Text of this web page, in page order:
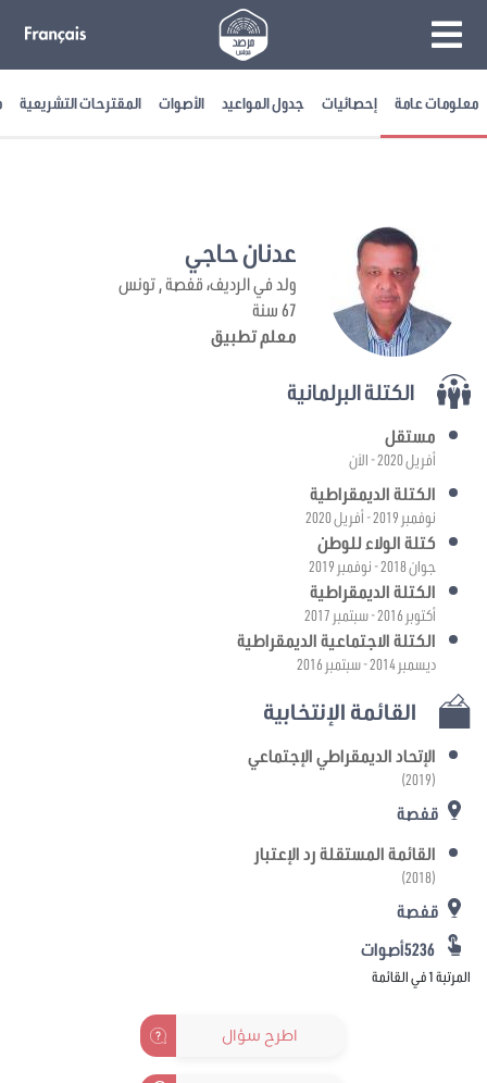
معلومات عامة إحصائيات جدول المواعيد الأصوات المقترحات التشريعية
عدنان حاجي
ولد في الرديف، قفصة , تونس
67 سنة
معلم تطبيق
الكتلة البرلمانية
مستقل
أفريل 2020 - الآن
الكتلة الديمقراطية
نوفمبر 2019 - أفريل 2020
كتلة الولاء للوطن
جوان 2018 - نوفمبر 2019
الكتلة الديمقراطية
أكتوبر 2016 - سبتمبر 2017
الكتلة الاجتماعية الديمقراطية
ديسمبر 2014 - سبتمبر 2016
القائمة الإنتخابية
الإتحاد الديمقراطي الإجتماعي
(2019)
قفصة
القائمة المستقلة رد الإعتبار
(2018)
قفصة
المرتبة 1 في القائمة
اطرح سؤال